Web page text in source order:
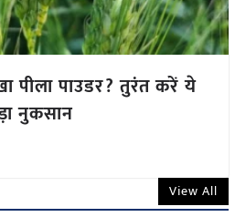
पीला पाउडर? तुरंत करें ये
नुकसान
View All